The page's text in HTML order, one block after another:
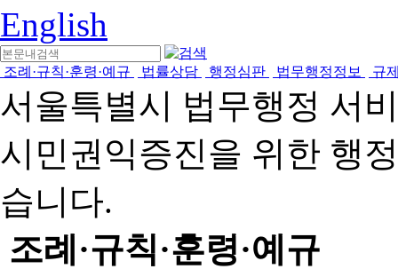
English
조례·규칙·훈령·예규 법률상담 행정심판 법무행정정보 규
서울특별시 법무행정 서
시민권익증진을 위한 행
습니다.
조례·규칙·훈령·예규